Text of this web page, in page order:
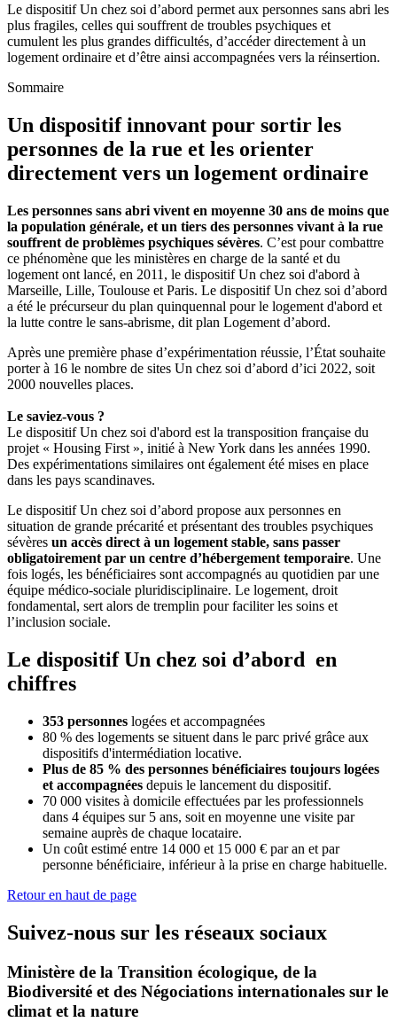
Le dispositif Un chez soi d’abord permet aux personnes sans abri les
plus fragiles, celles qui souffrent de troubles psychiques et
cumulent les plus grandes difficultés, d’accéder directement à un
logement ordinaire et d’être ainsi accompagnées vers la réinsertion.
Sommaire
Un dispositif innovant pour sortir les
personnes de la rue et les orienter
directement vers un logement ordinaire
Les personnes sans abri vivent en moyenne 30 ans de moins que
la population générale, et un tiers des personnes vivant à la rue
souffrent de problèmes psychiques sévères. C’est pour combattre
ce phénomène que les ministères en charge de la santé et du
logement ont lancé, en 2011, le dispositif Un chez soi d'abord à
Marseille, Lille, Toulouse et Paris. Le dispositif Un chez soi d’abord
a été le précurseur du plan quinquennal pour le logement d'abord et
la lutte contre le sans-abrisme, dit plan Logement d’abord.
Après une première phase d’expérimentation réussie, l’État souhaite
porter à 16 le nombre de sites Un chez soi d’abord d’ici 2022, soit
2000 nouvelles places.
Le saviez-vous ?
Le dispositif Un chez soi d'abord est la transposition française du
projet « Housing First », initié à New York dans les années 1990.
Des expérimentations similaires ont également été mises en place
dans les pays scandinaves.
Le dispositif Un chez soi d’abord propose aux personnes en
situation de grande précarité et présentant des troubles psychiques
sévères un accès direct à un logement stable, sans passer
obligatoirement par un centre d’hébergement temporaire. Une
fois logés, les bénéficiaires sont accompagnés au quotidien par une
équipe médico-sociale pluridisciplinaire. Le logement, droit
fondamental, sert alors de tremplin pour faciliter les soins et
l’inclusion sociale.
Le dispositif Un chez soi d’abord en
chiffres
353 personnes logées et accompagnées
80 % des logements se situent dans le parc privé grâce aux
dispositifs d'intermédiation locative.
Plus de 85 % des personnes bénéficiaires toujours logées
et accompagnées depuis le lancement du dispositif.
70 000 visites à domicile effectuées par les professionnels
dans 4 équipes sur 5 ans, soit en moyenne une visite par
semaine auprès de chaque locataire.
Un coût estimé entre 14 000 et 15 000 € par an et par
personne bénéficiaire, inférieur à la prise en charge habituelle.
Retour en haut de page
Suivez-nous sur les réseaux sociaux
Ministère de la Transition écologique, de la
Biodiversité et des Négociations internationales sur le
climat et la nature